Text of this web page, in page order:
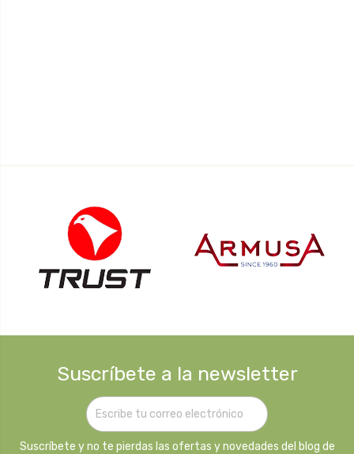
Suscríbete a la newsletter
Suscríbete y no te pierdas las ofertas y novedades del blog de